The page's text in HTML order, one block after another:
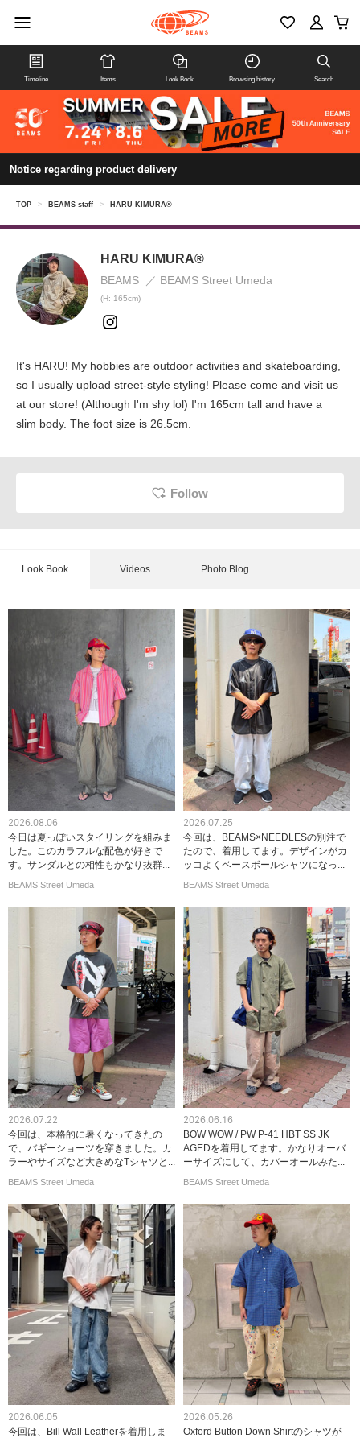
Timeline Items Look Book Browsing history Search
Notice regarding product delivery
TOP > BEAMS staff > HARU KIMURA®️
HARU KIMURA®️
BEAMS BEAMS Street Umeda
(H: 165cm)
It's HARU! My hobbies are outdoor activities and skateboarding,
so I usually upload street-style styling! Please come and visit us
at our store! (Although I'm shy lol) I'm 165cm tall and have a
slim body. The foot size is 26.5cm.
Follow
Look Book Videos Photo Blog
2026.08.06
今日は夏っぽいスタイリングを組みま
した。このカラフルな配色が好きで
す。サンダルとの相性もかなり抜群...
BEAMS Street Umeda
2026.07.25
今回は、BEAMS×NEEDLESの別注で
たので、着用してます。デザインがカ
ッコよくベースボールシャツになっ...
BEAMS Street Umeda
2026.07.22
今回は、本格的に暑くなってきたの
で、バギーショーツを穿きました。カ
ラーやサイズなど大きめなTシャツと...
BEAMS Street Umeda
2026.06.16
BOW WOW / PW P-41 HBT SS JK
AGEDを着用してます。かなりオーバ
ーサイズにして、カバーオールみた...
BEAMS Street Umeda
2026.06.05
今回は、Bill Wall Leatherを着用しま
2026.05.26
Oxford Button Down Shirtのシャツが